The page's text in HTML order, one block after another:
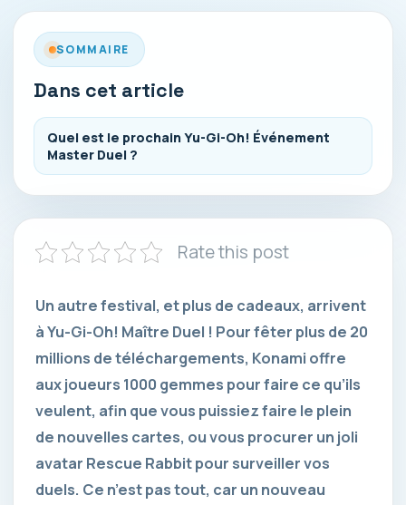
SOMMAIRE
Dans cet article
Quel est le prochain Yu-Gi-Oh! Événement
Master Duel ?
Rate this post
Un autre festival, et plus de cadeaux, arrivent
à Yu-Gi-Oh! Maître Duel ! Pour fêter plus de 20
millions de téléchargements, Konami offre
aux joueurs 1000 gemmes pour faire ce qu’ils
veulent, afin que vous puissiez faire le plein
de nouvelles cartes, ou vous procurer un joli
avatar Rescue Rabbit pour surveiller vos
duels. Ce n’est pas tout, car un nouveau